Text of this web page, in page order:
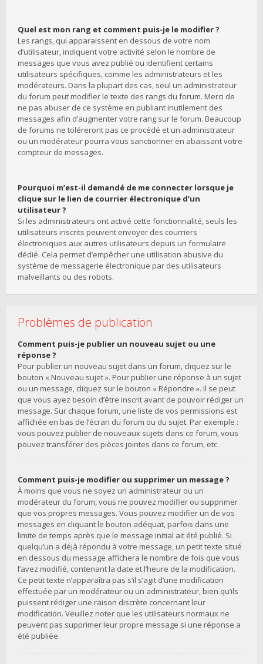
Quel est mon rang et comment puis-je le modifier ?
Les rangs, qui apparaissent en dessous de votre nom
d’utilisateur, indiquent votre activité selon le nombre de
messages que vous avez publié ou identifient certains
utilisateurs spécifiques, comme les administrateurs et les
modérateurs. Dans la plupart des cas, seul un administrateur
du forum peut modifier le texte des rangs du forum. Merci de
ne pas abuser de ce système en publiant inutilement des
messages afin d’augmenter votre rang sur le forum. Beaucoup
de forums ne toléreront pas ce procédé et un administrateur
ou un modérateur pourra vous sanctionner en abaissant votre
compteur de messages.
Pourquoi m’est-il demandé de me connecter lorsque je
clique sur le lien de courrier électronique d’un
utilisateur ?
Si les administrateurs ont activé cette fonctionnalité, seuls les
utilisateurs inscrits peuvent envoyer des courriers
électroniques aux autres utilisateurs depuis un formulaire
dédié. Cela permet d’empêcher une utilisation abusive du
système de messagerie électronique par des utilisateurs
malveillants ou des robots.
Problèmes de publication
Comment puis-je publier un nouveau sujet ou une
réponse ?
Pour publier un nouveau sujet dans un forum, cliquez sur le
bouton « Nouveau sujet ». Pour publier une réponse à un sujet
ou un message, cliquez sur le bouton « Répondre ». Il se peut
que vous ayez besoin d’être inscrit avant de pouvoir rédiger un
message. Sur chaque forum, une liste de vos permissions est
affichée en bas de l’écran du forum ou du sujet. Par exemple :
vous pouvez publier de nouveaux sujets dans ce forum, vous
pouvez transférer des pièces jointes dans ce forum, etc.
Comment puis-je modifier ou supprimer un message ?
À moins que vous ne soyez un administrateur ou un
modérateur du forum, vous ne pouvez modifier ou supprimer
que vos propres messages. Vous pouvez modifier un de vos
messages en cliquant le bouton adéquat, parfois dans une
limite de temps après que le message initial ait été publié. Si
quelqu’un a déjà répondu à votre message, un petit texte situé
en dessous du message affichera le nombre de fois que vous
l’avez modifié, contenant la date et l’heure de la modification.
Ce petit texte n’apparaîtra pas s’il s’agit d’une modification
effectuée par un modérateur ou un administrateur, bien qu’ils
puissent rédiger une raison discrète concernant leur
modification. Veuillez noter que les utilisateurs normaux ne
peuvent pas supprimer leur propre message si une réponse a
été publiée.